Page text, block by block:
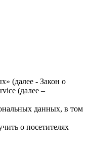
(далее - Закон о
(далее –
данных, в том
о посетителях